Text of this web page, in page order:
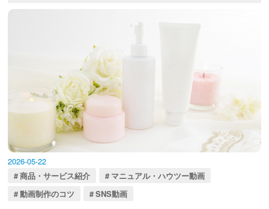
舗や企業にぜひ活用してほしいのが「動画」です。
2026-05-22
商品・サービス紹介
マニュアル・ハウツー動画
動画制作のコツ
SNS動画